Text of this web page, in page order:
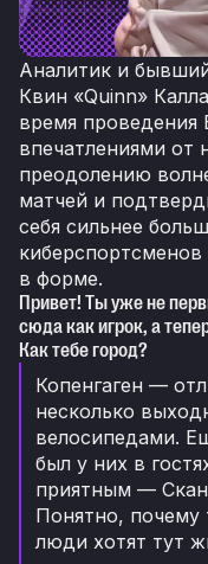
Аналитик и
Квин «Quinn»
время проведения
впечатлениями от
преодолению
матчей и
себя сильнее
в форме.
Привет! Ты уже не
сюда как игрок, а
Как тебе город?
Копенгаген —
несколько
велосипедами.
был у них в
приятным —
Понятно, почему
люди хотят тут